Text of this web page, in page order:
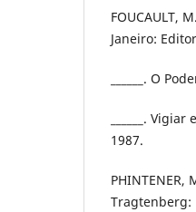
FOUCAULT,
Janeiro:
______. O
______.
1987.
Tragtenberg: